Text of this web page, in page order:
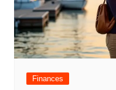
Finances